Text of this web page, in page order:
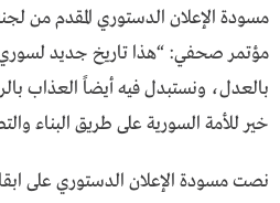
مسودة الإعلان الدستوري المقدم من
مؤتمر صحفي: “هذا تاريخ جديد
بالعدل، ونستبدل فيه أيضاً العذاب
خير للأمة السورية على طريق البناء والتطور”. بعد 13
نصت مسودة الإعلان الدستوري على